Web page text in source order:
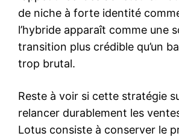
de niche à forte identité
l’hybride apparaît comme une
transition plus crédible qu’un
trop brutal.
Reste à voir si cette stratégie
relancer durablement les
Lotus consiste à conserver le